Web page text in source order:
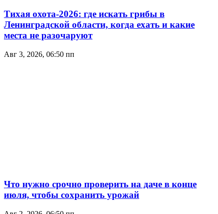
Тихая охота-2026: где искать грибы в
Ленинградской области, когда ехать и какие
места не разочаруют
Авг 3, 2026, 06:50 пп
Что нужно срочно проверить на даче в конце
июля, чтобы сохранить урожай